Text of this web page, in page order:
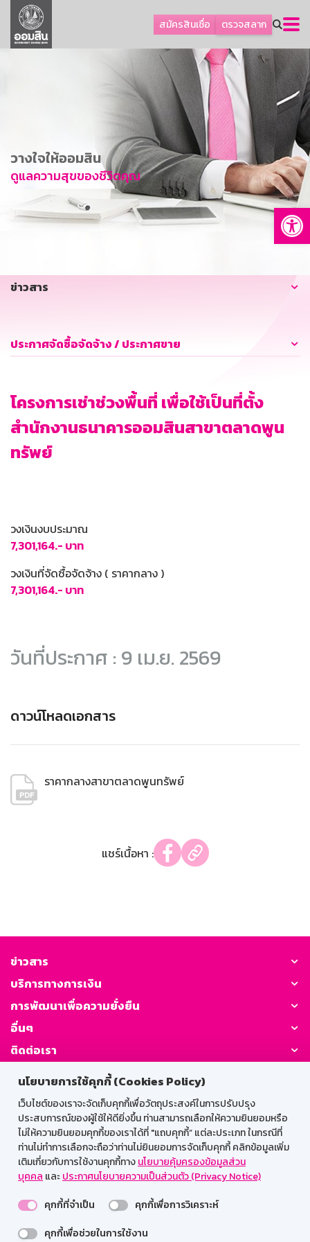
นโยบายการใช้คุกกี้ (Cookies Policy)
เว็บไซต์ของเราจะจัดเก็บคุกกี้เพื่อวัตถุประสงค์ในการปรับปรุง
ประสบการณ์ของผู้ใช้ให้ดียิ่งขึ้น ท่านสามารถเลือกให้ความยินยอมหรือ
ไม่ให้ความยินยอมคุกกี้ของเราได้ที่ "แถบคุกกี้” แต่ละประเภท ในกรณีที่
ท่านไม่ทำการเลือกจะถือว่าท่านไม่ยินยอมการจัดเก็บคุกกี้ คลิกข้อมูลเพิ่ม
เติมเกี่ยวกับการใช้งานคุกกี้ทางนโยบายคุ้มครองข้อมูลส่วน
บุคคล และประกาศนโยบายความเป็นส่วนตัว (Privacy Notice)
คุกกี้ที่จำเป็น
คุกกี้เพื่อการวิเคราะห์
คุกกี้เพื่อช่วยในการใช้งาน
สมัครสินเชื่อ ตรวจสลาก
ลูกค้าธุรกิจ
ลูกค้าผู้ประกอบรายย่อย
การพัฒนาที่ยั่งยืน
ข่าวสาร
บริการทางการเงิน
อื่นๆ
วางใจให้ออมสิน
ดูแลความสุขของชีวิตคุณ
ข่าวสาร
ประกาศจัดซื้อจัดจ้าง / ประกาศขาย
โครงการเช่าช่วงพื้นที่ เพื่อใช้เป็นที่ตั้ง
สำนักงานธนาคารออมสินสาขาตลาดพูน
ทรัพย์
วงเงินงบประมาณ
7,301,164.- บาท
วงเงินที่จัดซื้อจัดจ้าง ( ราคากลาง )
7,301,164.- บาท
วันที่ประกาศ : 9 เม.ย. 2569
ดาวน์โหลดเอกสาร
ราคากลางสาขาตลาดพูนทรัพย์
แชร์เนื้อหา :
ข่าวสาร
บริการทางการเงิน
การพัฒนาเพื่อความยั่งยืน
อื่นๆ
ติดต่อเรา
GSB Society:
สำหรับพนักงาน
Web HR
GSB Wisdom
M-Search
เข้าสู่ระบบเน็ตเมล